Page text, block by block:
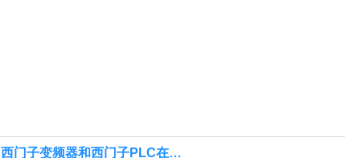
西门子变频器和西门子PLC在…